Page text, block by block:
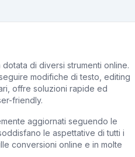
di diversi strumenti online.
modifiche di testo, editing
offre soluzioni rapide ed
friendly.
aggiornati seguendo le
le aspettative di tutti i
conversioni online e in molte